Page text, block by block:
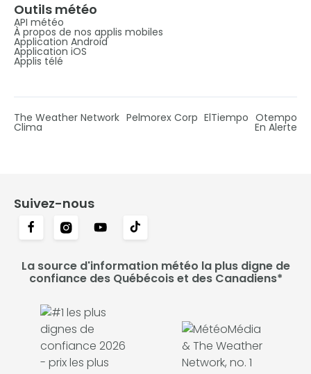
Outils météo
API météo
À propos de nos applis mobiles
Application Android
Application iOS
Applis télé
The Weather Network Pelmorex Corp ElTiempo Otempo
Clima En Alerte
Suivez-nous
La source d'information météo la plus digne de
confiance des Québécois et des Canadiens*